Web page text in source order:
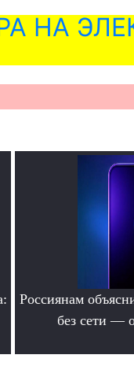
НА
Россиянам
без сети —